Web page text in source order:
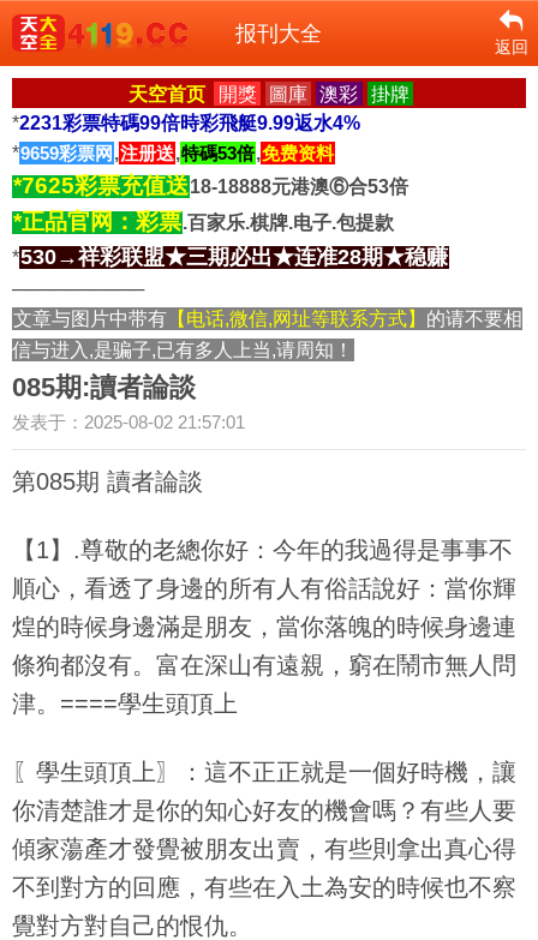
报刊大全
返回
天空首页 開獎 圖庫 澳彩
掛牌
*2231彩票特碼99倍時彩飛艇9.99返水4%
*9659彩票网 ,注册送,特碼53倍,免费资料
*7625彩票充值送18-18888元港澳⑥合53倍
*正品官网：彩票.百家乐.棋牌.电子.包提款
*530→祥彩联盟★三期必出★连准28期★稳赚
──────────
文章与图片中带有 【电话,微信,网址等联系方式】 的请不要相
信与进入,是骗子,已有多人上当,请周知！
085期:讀者論談
发表于：2025-08-02 21:57:01
第085期 讀者論談
【1】.尊敬的老總你好：今年的我過得是事事不
順心，看透了身邊的所有人有俗話說好：當你輝
煌的時候身邊滿是朋友，當你落魄的時候身邊連
條狗都沒有。富在深山有遠親，窮在鬧市無人問
津。====學生頭頂上
〖學生頭頂上〗：這不正正就是一個好時機，讓
你清楚誰才是你的知心好友的機會嗎？有些人要
傾家蕩產才發覺被朋友出賣，有些則拿出真心得
不到對方的回應，有些在入土為安的時候也不察
覺對方對自己的恨仇。